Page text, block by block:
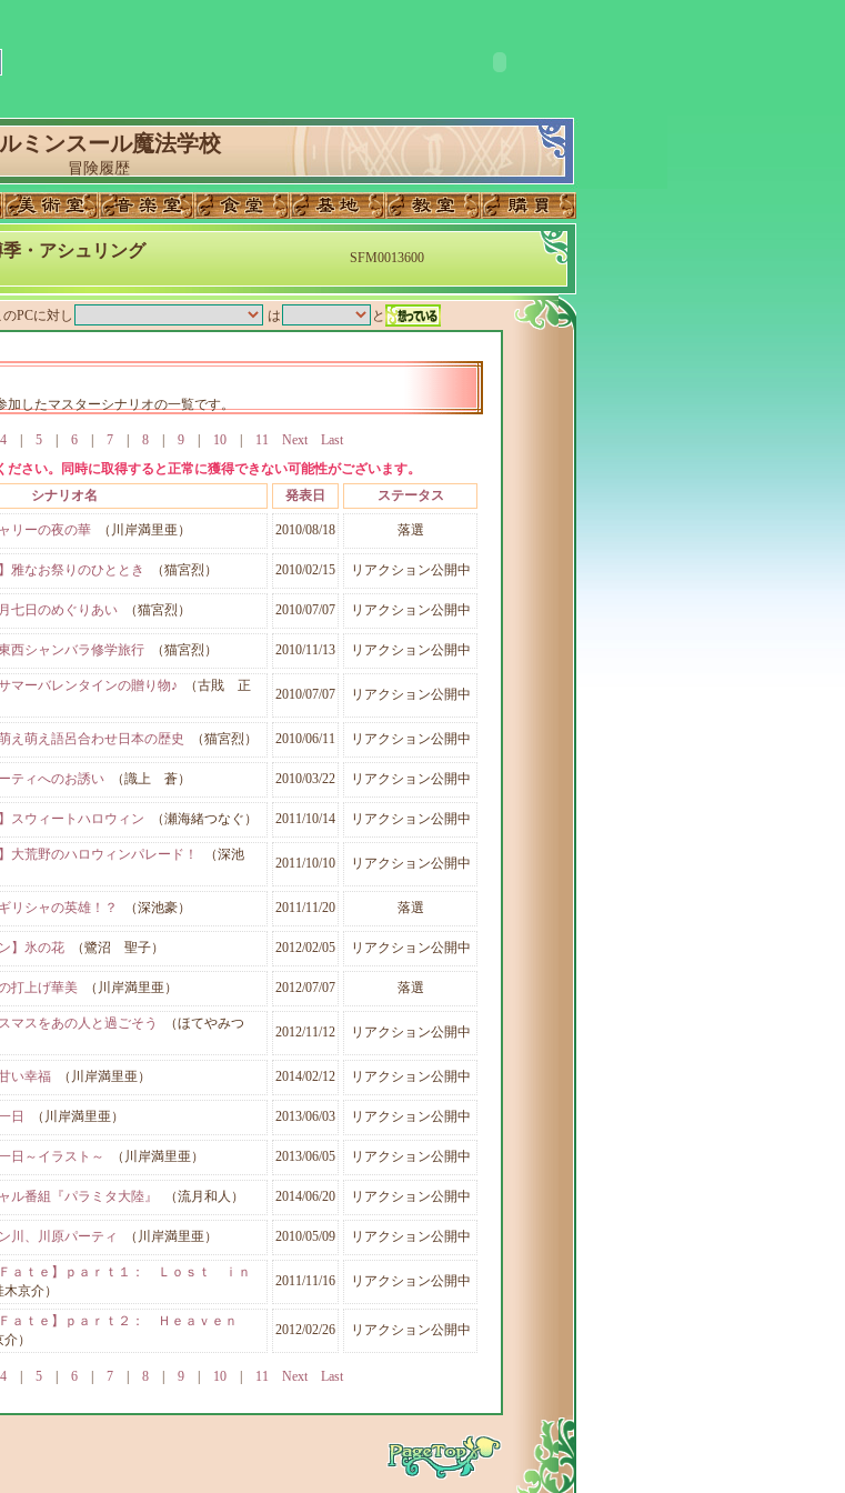
ミンスール魔法学校
冒険履歴
季・アシュリング SFM0013600
のPCに対し は と
したマスターシナリオの一覧です。
4| 5| 6| 7| 8| 9| 10| 11 Next
Last
さい。同時に取得すると正常に獲得できない可能性がございます。
シナリオ名 発表日 ステータス
リーの夜の華 （川岸満里亜） 2010/08/18 落選
雅なお祭りのひととき （猫宮烈） 2010/02/15 リアクション公開中
七日のめぐりあい （猫宮烈） 2010/07/07 リアクション公開中
西シャンバラ修学旅行 （猫宮烈） 2010/11/13 リアクション公開中
マーバレンタインの贈り物♪ （古戝 正
2010/07/07 リアクション公開中
え萌え語呂合わせ日本の歴史 （猫宮烈） 2010/06/11 リアクション公開中
ティへのお誘い （識上 蒼） 2010/03/22 リアクション公開中
スウィートハロウィン （瀬海緒つなぐ） 2011/10/14 リアクション公開中
大荒野のハロウィンパレード！
（深池
2011/10/10 リアクション公開中
リシャの英雄！？ （深池豪） 2011/11/20 落選
】氷の花 （鷺沼 聖子） 2012/02/05 リアクション公開中
打上げ華美 （川岸満里亜） 2012/07/07 落選
マスをあの人と過ごそう
（ほてやみつ
2012/11/12 リアクション公開中
い幸福 （川岸満里亜） 2014/02/12 リアクション公開中
日 （川岸満里亜） 2013/06/03 リアクション公開中
日～イラスト～ （川岸満里亜） 2013/06/05 リアクション公開中
ル番組『パラミタ大陸』 （流月和人） 2014/06/20 リアクション公開中
川、川原パーティ （川岸満里亜） 2010/05/09 リアクション公開中
ａｔｅ】ｐａｒｔ１： Ｌｏｓｔ ｉｎ
木京介）
2011/11/16 リアクション公開中
ａｔｅ】ｐａｒｔ２： Ｈｅａｖｅｎ
）
2012/02/26 リアクション公開中
4| 5| 6| 7| 8| 9| 10| 11 Next Last